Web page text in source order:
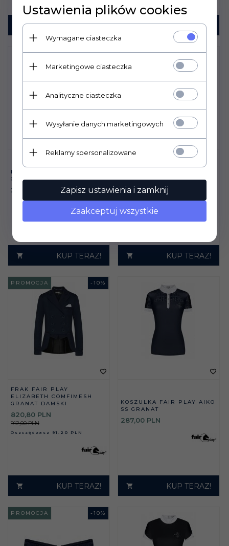
KUP TERAZ! KUP TERAZ!
KOSZULKA FAIR PLAY
CECILE ROSEGOLD GRANAT
257,
KUP TERAZ!
FAIR PLAY NANNA CZARNY
303, 00 PLN
KUP TERAZ!
- 10%
PROMOCJA
FRAK FAIR PLAY
ELIZABETH COMFIMESH
GRANAT DAMSKI
820,80 PLN
912,00 PLN
Oszczędzasz 91.20 PLN
KUP TERAZ!
KOSZULKA FAIR PLAY AIKO
SS GRANAT
287,00 PLN
KUP TERAZ!
- 10%
PROMOCJA
Ustawienia plików cookies
Wymagane ciasteczka
Marketingowe ciasteczka
Analityczne ciasteczka
Wysyłanie danych marketingowych
Reklamy spersonalizowane
Zapisz ustawienia i zamknij
Zaakceptuj wszystkie